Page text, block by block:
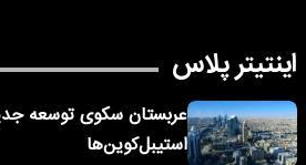
اینتیتر پلاس
عربستان سکوی توسعه
استیبل‌کوین‌ها